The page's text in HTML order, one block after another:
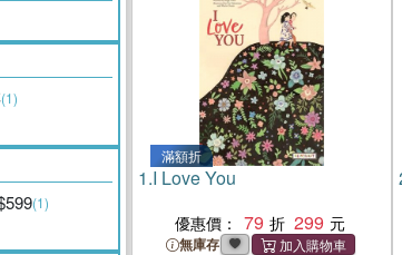
(1)
(1)
滿額折
1.I Love You
優惠價： 79 299
無庫存